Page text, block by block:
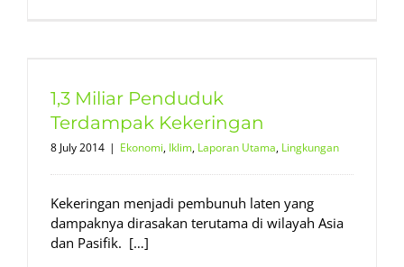
1,3 Miliar Penduduk
Terdampak Kekeringan
8 July 2014 | Ekonomi, Iklim, Laporan Utama, Lingkungan
Kekeringan menjadi pembunuh laten yang
dampaknya dirasakan terutama di wilayah Asia
dan Pasifik. […]